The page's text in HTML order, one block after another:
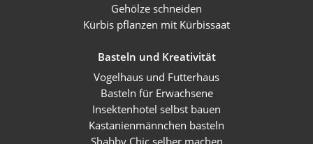
Gehölze schneiden
Kürbis pflanzen mit Kürbissaat
Basteln und Kreativität
Vogelhaus und Futterhaus
Basteln für Erwachsene
Insektenhotel selbst bauen
Kastanienmännchen basteln
Shabby Chic selber machen